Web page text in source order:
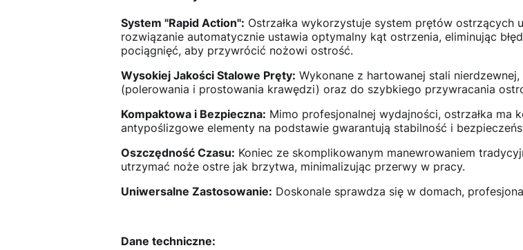
System "Rapid Action": Ostrzałka wykorzystuje system prętów ostrzących
rozwiązanie automatycznie ustawia optymalny kąt ostrzenia, eliminując
pociągnięć, aby przywrócić nożowi ostrość.
Wysokiej Jakości Stalowe Pręty: Wykonane z hartowanej stali
(polerowania i prostowania krawędzi) oraz do szybkiego przywracania
Kompaktowa i Bezpieczna: Mimo profesjonalnej wydajności, ostrzałka
antypoślizgowe elementy na podstawie gwarantują stabilność i
Oszczędność Czasu: Koniec ze skomplikowanym manewrowaniem
utrzymać noże ostre jak brzytwa, minimalizując przerwy w pracy.
Uniwersalne Zastosowanie: Doskonale sprawdza się w domach,
Dane techniczne: